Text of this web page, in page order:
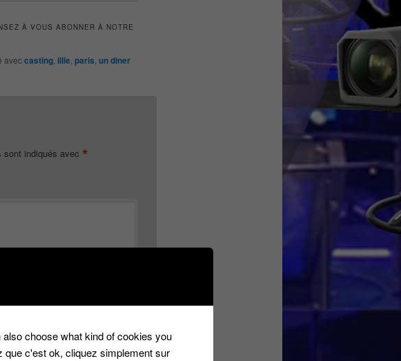
À VOUS ABONNER À NOTRE
aveccasting, lille paris un diner
sont indiqués avec *
choose what kind of cookies you
c'est ok, cliquez simplement sur